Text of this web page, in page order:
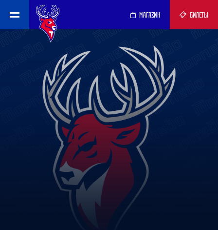
МАГАЗИН БИЛЕТЫ